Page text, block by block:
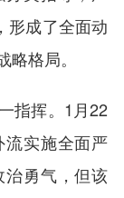
形成了全面动
格局。
指挥。1月22
流实施全面严
勇气，但该